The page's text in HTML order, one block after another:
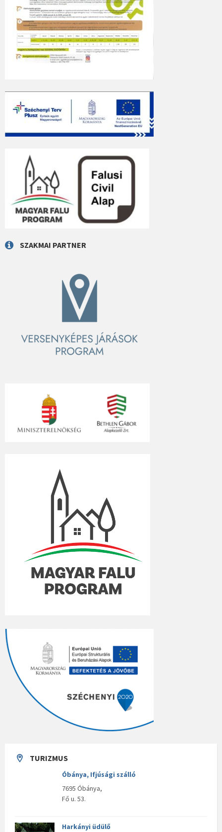
SZAKMAI PARTNER
TURIZMUS
Óbánya, Ifjúsági szálló
7695 Óbánya,
Fő u. 53.
Harkányi üdülő